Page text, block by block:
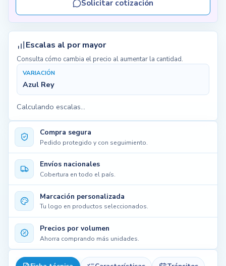
Compra segura
Pedido protegido y con seguimiento.
Envíos nacionales
Cobertura en todo el país.
Marcación personalizada
Tu logo en productos seleccionados.
Precios por volumen
Ahorra comprando más unidades.
Solicitar cotización
Escalas al por mayor
Consulta cómo cambia el precio al aumentar la cantidad.
VARIACIÓN
Azul Rey
Calculando escalas...